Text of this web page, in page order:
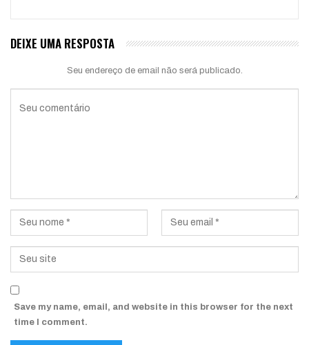
DEIXE UMA RESPOSTA
Seu endereço de email não será publicado.
Save my name, email, and website in this browser for the next
time I comment.